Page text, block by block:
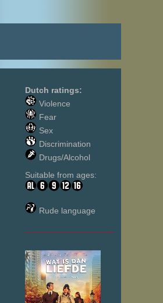
Dutch ratings:
Violence
Fear
Sex
Discrimination
Drugs/Alcohol
Suitable from ages:
Rude language